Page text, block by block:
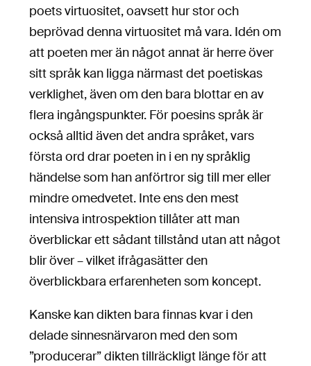
poets virtuositet, oavsett hur stor och
beprövad denna virtuositet må vara. Idén om
att poeten mer än något annat är herre över
sitt språk kan ligga närmast det poetiskas
verklighet, även om den bara blottar en av
flera ingångspunkter. För poesins språk är
också alltid även det andra språket, vars
första ord drar poeten in i en ny språklig
händelse som han anförtror sig till mer eller
mindre omedvetet. Inte ens den mest
intensiva introspektion tillåter att man
överblickar ett sådant tillstånd utan att något
blir över – vilket ifrågasätter den
överblickbara erfarenheten som koncept.
Kanske kan dikten bara finnas kvar i den
delade sinnesnärvaron med den som
”producerar” dikten tillräckligt länge för att